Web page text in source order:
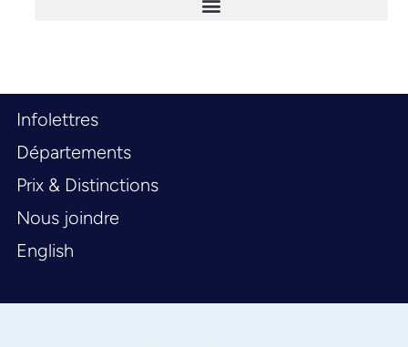
Infolettres
Départements
Prix & Distinctions
Nous joindre
English